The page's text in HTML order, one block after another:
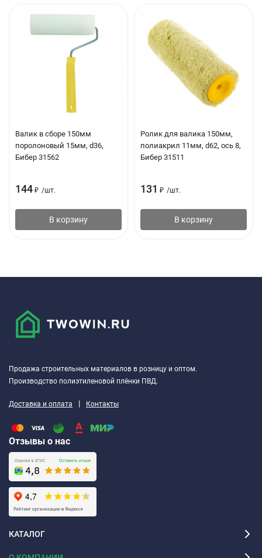
Валик в сборе 150мм
поролоновый 15мм, d36,
Бибер 31562
144 ₽ /шт.
В корзину
Ролик для валика 150мм,
полиакрил 11мм, d62, ось 8,
Бибер 31511
131 ₽ /шт.
В корзину
Продажа строительных материалов в розницу и оптом.
Производство полиэтиленовой плёнки ПВД.
Доставка и оплата | Контакты
Отзывы о нас
КАТАЛОГ